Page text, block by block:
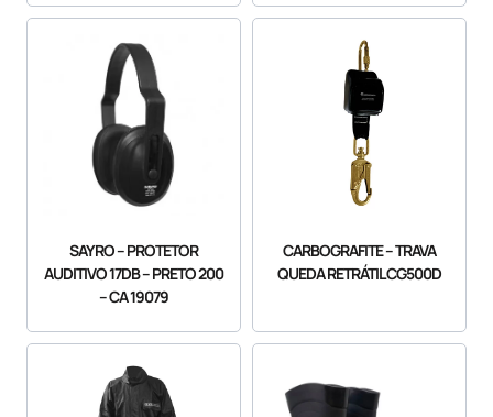
SAYRO – PROTETOR
AUDITIVO 17DB – PRETO 200
– CA 19079
CARBOGRAFITE – TRAVA
QUEDA RETRÁTIL CG500D